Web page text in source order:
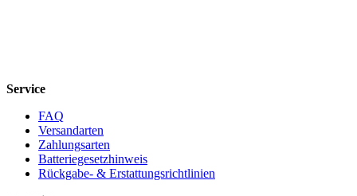
Service
FAQ
Versandarten
Zahlungsarten
Batteriegesetzhinweis
Rückgabe- & Erstattungsrichtlinien